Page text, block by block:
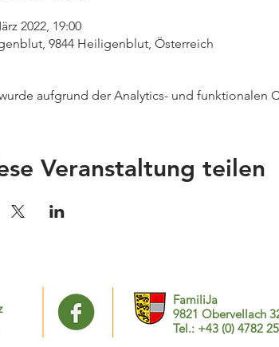
2022, 19:00
9844 Heiligenblut, Österreich
aufgrund der Analytics- und funktionalen
Veranstaltung teilen
FamiliJa
9821 Obervellach
Tel.: +43 (0) 4782